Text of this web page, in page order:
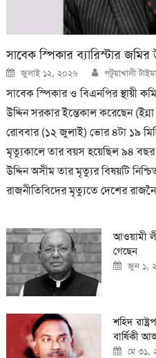
সাবেক স্পিকার ব্যারিস্টার
Posted
on
জুলাই ১২, ২০২৬ Author
পটুয়াখালী
সাবেক স্পিকার ও বিএনপির স্থায়ী
উদ্দিন সরকার ইন্তেকাল করেছেন (ইন্না
রোববার (১২ জুলাই) ভোর ৪টা ১৯
মৃত্যুকালে তার বয়স হয়েছিল ৯৪ বছর।
উদ্দিন অসীম তার মৃত্যুর বিষয়টি
রাজনীতিবিদের মৃত্যুতে দেশের
আওয়ামী
গেছেন
on
জুন ১,
শহিদ
বার্ষিকী
মে ৩১,